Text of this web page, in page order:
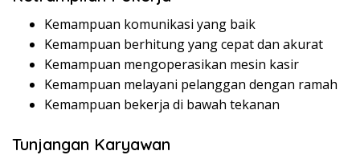
Kemampuan komunikasi yang baik
Kemampuan berhitung yang cepat dan akurat
Kemampuan mengoperasikan mesin kasir
Kemampuan melayani pelanggan dengan ramah
Kemampuan bekerja di bawah tekanan
Tunjangan Karyawan